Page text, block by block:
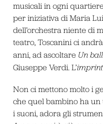
musicali in ogni
per iniziativa di Maria
dell’orchestra niente di
teatro, Toscanini ci
anni, ad ascoltare Un
Giuseppe Verdi. L’
Non ci mettono molto i
che quel bambino ha un
i suoni, adora gli